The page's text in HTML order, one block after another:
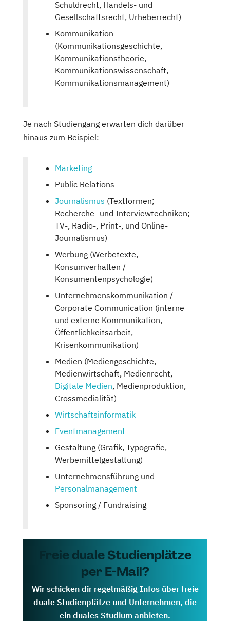
Schuldrecht, Handels- und
Gesellschaftsrecht, Urheberrecht)
Kommunikation
(Kommunikationsgeschichte,
Kommunikationstheorie,
Kommunikationswissenschaft,
Kommunikationsmanagement)
Je nach Studiengang erwarten dich darüber
hinaus zum Beispiel:
Marketing
Public Relations
Journalismus (Textformen;
Recherche- und Interviewtechniken;
TV-, Radio-, Print-, und Online-
Journalismus)
Werbung (Werbetexte,
Konsumverhalten /
Konsumentenpsychologie)
Unternehmenskommunikation /
Corporate Communication (interne
und externe Kommunikation,
Öffentlichkeitsarbeit,
Krisenkommunikation)
Medien (Mediengeschichte,
Medienwirtschaft, Medienrecht,
Digitale Medien, Medienproduktion,
Crossmedialität)
Wirtschaftsinformatik
Eventmanagement
Gestaltung (Grafik, Typografie,
Werbemittelgestaltung)
Unternehmensführung und
Personalmanagement
Sponsoring / Fundraising
Freie duale Studienplätze
per E-Mail?
Wir schicken dir regelmäßig Infos über freie
duale Studienplätze und Unternehmen, die
ein duales Studium anbieten.